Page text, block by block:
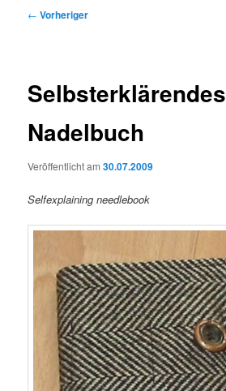
Beitragsnavigation
← Vorheriger
Selbsterklärendes
Nadelbuch
Veröffentlicht am30.07.2009
Selfexplaining needlebook